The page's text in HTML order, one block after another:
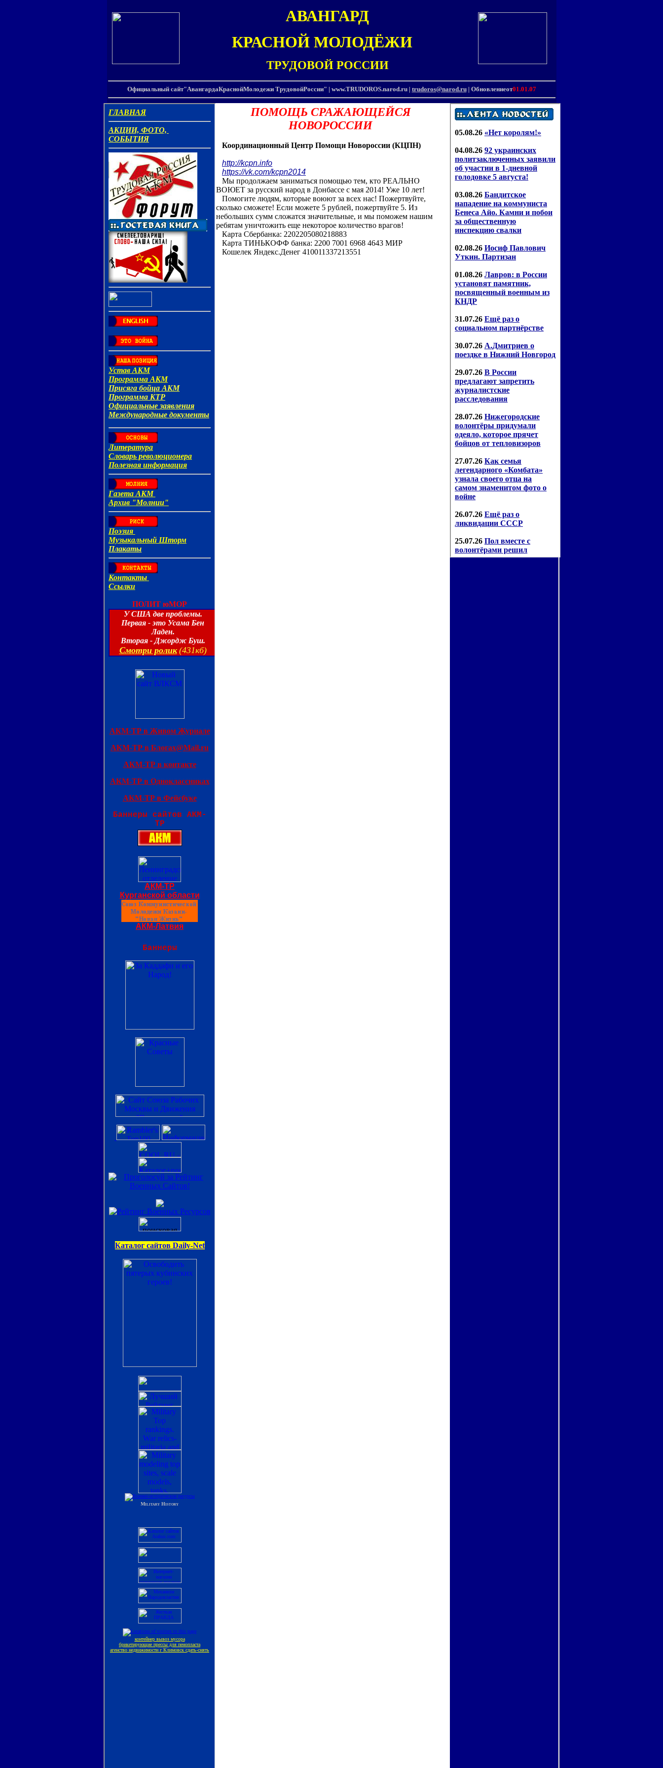
АВАНГАРД
КРАСНОЙ МОЛОДЁЖИ
ТРУДОВОЙРОССИИ
Официальный сайт"АвангардаКраснойМолодежи ТрудовойРоссии" | www.TRUDOROS.narod.ru | trudoros@narod.ru| Обновлениеот01.01.07
ПОМОЩЬ СРАЖАЮЩЕЙСЯ
НОВОРОССИИ
Координационный Центр Помощи Новороссии (КЦПН)
http://kcpn.info
https://vk.com/kcpn2014
Мы продолжаем заниматься помощью тем, кто РЕАЛЬНО
ВОЮЕТ за русский народ в Донбассе с мая 2014! Уже 10 лет!
Помогите людям, которые воюют за всех нас! Пожертвуйте,
сколько сможете! Если можете 5 рублей, пожертвуйте 5. Из
небольших сумм сложатся значительные, и мы поможем нашим
ребятам уничтожить еще некоторое количество врагов!
Карта Сбербанка: 2202205080218883
Карта ТИНЬКОФФ банка: 2200 7001 6968 4643 МИР
Кошелек Яндекс.Денег 410011337213551